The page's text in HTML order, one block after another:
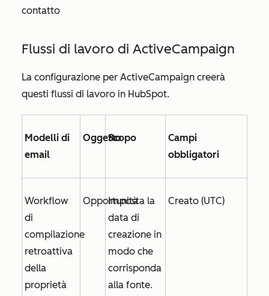
contatto
Flussi di lavoro di ActiveCampaign
La configurazione per ActiveCampaign creerà
questi flussi di lavoro in HubSpot.
Modelli di
email
OggettoScopo
Campi
obbligatori
Workflow
di
compilazione
retroattiva
della
proprietà
Opportunità
Imposta la
data di
creazione in
modo che
corrisponda
alla fonte.
Creato (UTC)